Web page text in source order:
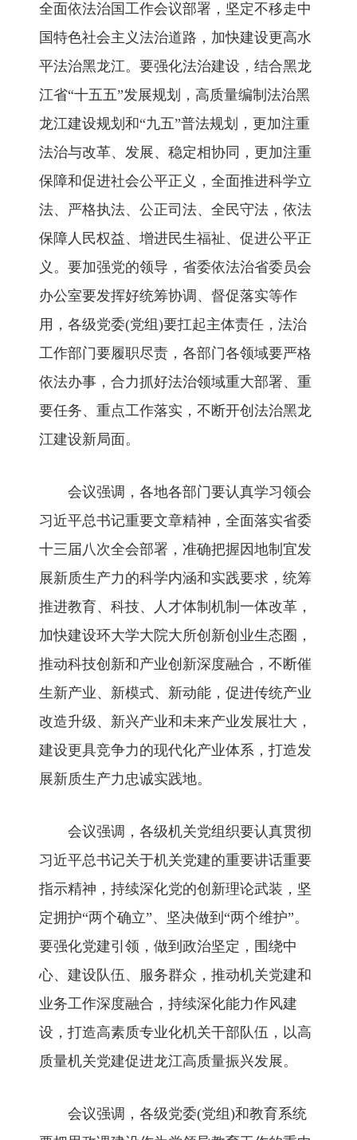
全面依法治国工作会议部署，坚定不移走中
国特色社会主义法治道路，加快建设更高水
平法治黑龙江。要强化法治建设，结合黑龙
江省“十五五”发展规划，高质量编制法治黑
龙江建设规划和“九五”普法规划，更加注重
法治与改革、发展、稳定相协同，更加注重
保障和促进社会公平正义，全面推进科学立
法、严格执法、公正司法、全民守法，依法
保障人民权益、增进民生福祉、促进公平正
义。要加强党的领导，省委依法治省委员会
办公室要发挥好统筹协调、督促落实等作
用，各级党委(党组)要扛起主体责任，法治
工作部门要履职尽责，各部门各领域要严格
依法办事，合力抓好法治领域重大部署、重
要任务、重点工作落实，不断开创法治黑龙
江建设新局面。
会议强调，各地各部门要认真学习领会
习近平总书记重要文章精神，全面落实省委
十三届八次全会部署，准确把握因地制宜发
展新质生产力的科学内涵和实践要求，统筹
推进教育、科技、人才体制机制一体改革，
加快建设环大学大院大所创新创业生态圈，
推动科技创新和产业创新深度融合，不断催
生新产业、新模式、新动能，促进传统产业
改造升级、新兴产业和未来产业发展壮大，
建设更具竞争力的现代化产业体系，打造发
展新质生产力忠诚实践地。
会议强调，各级机关党组织要认真贯彻
习近平总书记关于机关党建的重要讲话重要
指示精神，持续深化党的创新理论武装，坚
定拥护“两个确立”、坚决做到“两个维护”。
要强化党建引领，做到政治坚定，围绕中
心、建设队伍、服务群众，推动机关党建和
业务工作深度融合，持续深化能力作风建
设，打造高素质专业化机关干部队伍，以高
质量机关党建促进龙江高质量振兴发展。
会议强调，各级党委(党组)和教育系统